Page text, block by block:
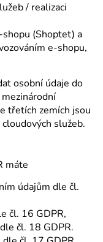
/ realizaci
(Shoptet) a
e-shopu,
osobní údaje do
třetích zemích jsou
služeb.
máte
údajům dle čl.
čl. 16 GDPR,
čl. 18 GDPR.